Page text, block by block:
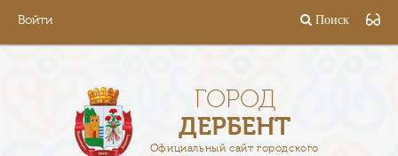
Войти Поиск
ГОРОД
ДЕРБЕНТ
Официальный сайт городского
АДМИНИСТРАЦИЯ